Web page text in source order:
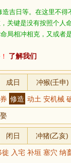
吉日等。在这里不
关键是没有按照个人
局相冲相克，又或者
了解我们
成日 冲猴(壬申)
修造 动土 安机械
闭日 冲猪(乙亥)
入宅 补垣 塞穴 纳